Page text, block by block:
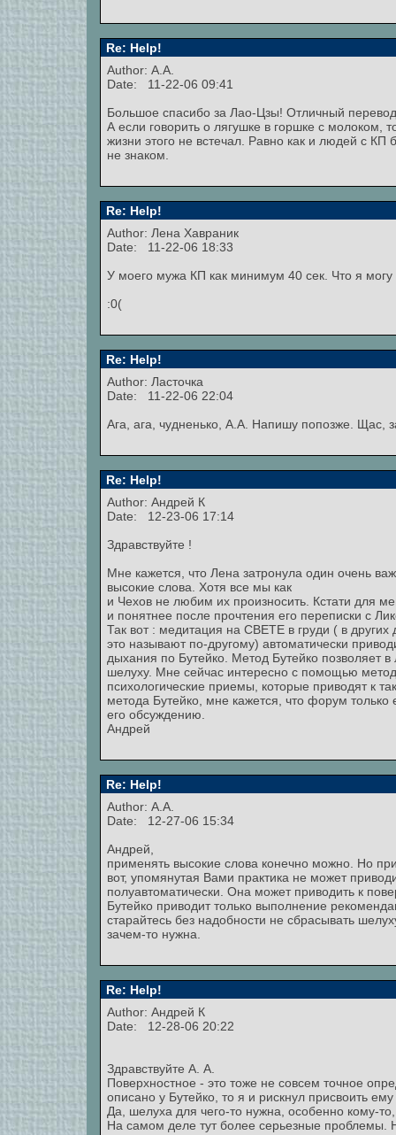
Re: Help!
Author: А.А.
Date: 11-22-06 09:41
Большое спасибо за Лао-Цзы! Отличный
А если говорить о лягушке в горшке с молоком,
жизни этого не встечал. Равно как и людей с
не знаком.
Re: Help!
Author: Лена Хавраник
Date: 11-22-06 18:33
У моего мужа КП как минимум 40 сек. Что я
:0(
Re: Help!
Author: Ласточка
Date: 11-22-06 22:04
Ага, ага, чудненько, А.А. Напишу попозже. Щас,
Re: Help!
Author: Андрей К
Date: 12-23-06 17:14
Здравствуйте !
Мне кажется, что Лена затронула один очень
высокие слова. Хотя все мы как
и Чехов не любим их произносить. Кстати для
и понятнее после прочтения его переписки с
Так вот : медитация на СВЕТЕ в груди ( в других
это называют по-другому) автоматически
дыхания по Бутейко. Метод Бутейко позволяет
шелуху. Мне сейчас интересно с помощью
психологические приемы, которые приводят к
метода Бутейко, мне кажется, что форум
его обсуждению.
Андрей
Re: Help!
Author: А.А.
Date: 12-27-06 15:34
Андрей,
применять высокие слова конечно можно. Но
вот, упомянутая Вами практика не может
полуавтоматически. Она может приводить к
Бутейко приводит только выполнение
старайтесь без надобности не сбрасывать
зачем-то нужна.
Re: Help!
Author: Андрей К
Date: 12-28-06 20:22
Здравствуйте А. А.
Поверхностное - это тоже не совсем точное
описано у Бутейко, то я и рискнул присвоить
Да, шелуха для чего-то нужна, особенно кому-
На самом деле тут более серьезные проблемы.